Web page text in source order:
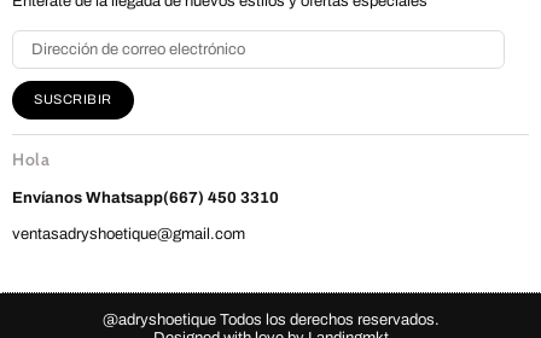
SUSCRIBIR
Hola
Envíanos Whatsapp(667) 450 3310
ventasadryshoetique@gmail.com
@adryshoetique Todos los derechos reservados.